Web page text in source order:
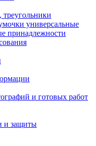
универсальные
принадлежности
и готовых работ
и защиты